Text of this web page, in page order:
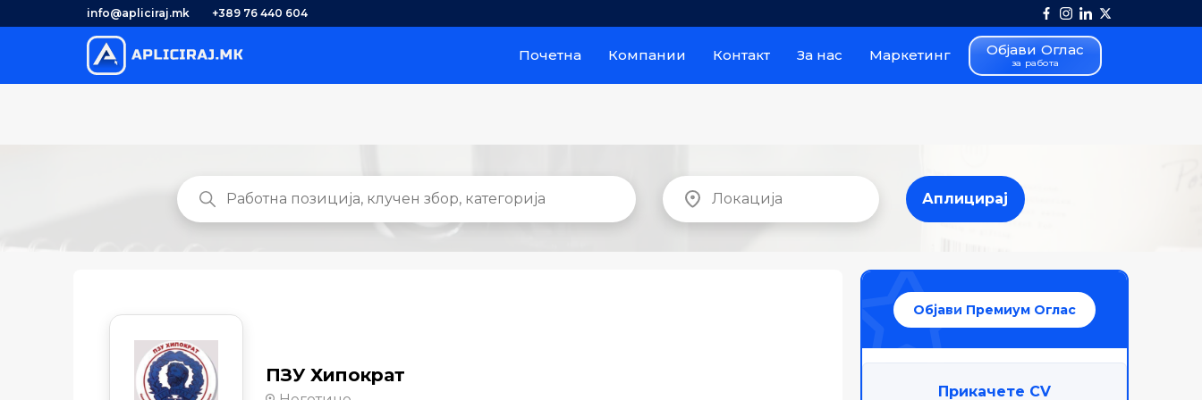
info@apliciraj.mk +389 76 440 604
Почетна Компании Контакт За нас Маркетинг Објави Оглас
за работа
Аплицирај
Аплицирај
ПЗУ Хипократ
Објави Премиум Оглас
Прикачете CV